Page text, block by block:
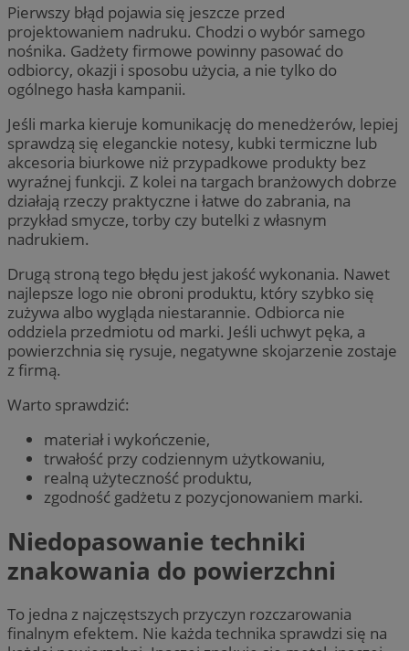
Pierwszy błąd pojawia się jeszcze przed
projektowaniem nadruku. Chodzi o wybór samego
nośnika. Gadżety firmowe powinny pasować do
odbiorcy, okazji i sposobu użycia, a nie tylko do
ogólnego hasła kampanii.
Jeśli marka kieruje komunikację do menedżerów, lepiej
sprawdzą się eleganckie notesy, kubki termiczne lub
akcesoria biurkowe niż przypadkowe produkty bez
wyraźnej funkcji. Z kolei na targach branżowych dobrze
działają rzeczy praktyczne i łatwe do zabrania, na
przykład smycze, torby czy butelki z własnym
nadrukiem.
Drugą stroną tego błędu jest jakość wykonania. Nawet
najlepsze logo nie obroni produktu, który szybko się
zużywa albo wygląda niestarannie. Odbiorca nie
oddziela przedmiotu od marki. Jeśli uchwyt pęka, a
powierzchnia się rysuje, negatywne skojarzenie zostaje
z firmą.
Warto sprawdzić:
materiał i wykończenie,
trwałość przy codziennym użytkowaniu,
realną użyteczność produktu,
zgodność gadżetu z pozycjonowaniem marki.
Niedopasowanie techniki
znakowania do powierzchni
To jedna z najczęstszych przyczyn rozczarowania
finalnym efektem. Nie każda technika sprawdzi się na